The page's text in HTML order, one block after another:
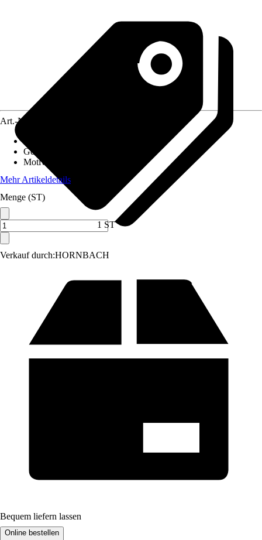
Verkauf durch:HORNBACH
Art.-Nr.
Gewicht
Motivkategorie
Mehr Artikeldetails
Menge (ST)
1 ST
Bequem liefern lassen
Online bestellen